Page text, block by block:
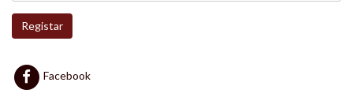
Registar
Facebook